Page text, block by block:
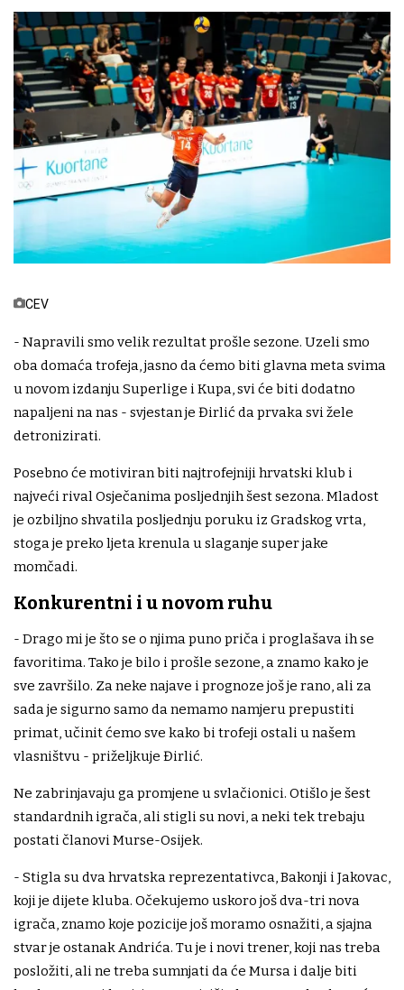
CEV
- Napravili smo velik rezultat prošle sezone. Uzeli smo
oba domaća trofeja, jasno da ćemo biti glavna meta svima
u novom izdanju Superlige i Kupa, svi će biti dodatno
napaljeni na nas - svjestan je Đirlić da prvaka svi žele
detronizirati.
Posebno će motiviran biti najtrofejniji hrvatski klub i
najveći rival Osječanima posljednjih šest sezona. Mladost
je ozbiljno shvatila posljednju poruku iz Gradskog vrta,
stoga je preko ljeta krenula u slaganje super jake
momčadi.
Konkurentni i u novom ruhu
- Drago mi je što se o njima puno priča i proglašava ih se
favoritima. Tako je bilo i prošle sezone, a znamo kako je
sve završilo. Za neke najave i prognoze još je rano, ali za
sada je sigurno samo da nemamo namjeru prepustiti
primat, učinit ćemo sve kako bi trofeji ostali u našem
vlasništvu - priželjkuje Đirlić.
Ne zabrinjavaju ga promjene u svlačionici. Otišlo je šest
standardnih igrača, ali stigli su novi, a neki tek trebaju
postati članovi Murse-Osijek.
- Stigla su dva hrvatska reprezentativca, Bakonji i Jakovac,
koji je dijete kluba. Očekujemo uskoro još dva-tri nova
igrača, znamo koje pozicije još moramo osnažiti, a sjajna
stvar je ostanak Andrića. Tu je i novi trener, koji nas treba
posložiti, ali ne treba sumnjati da će Mursa i dalje biti